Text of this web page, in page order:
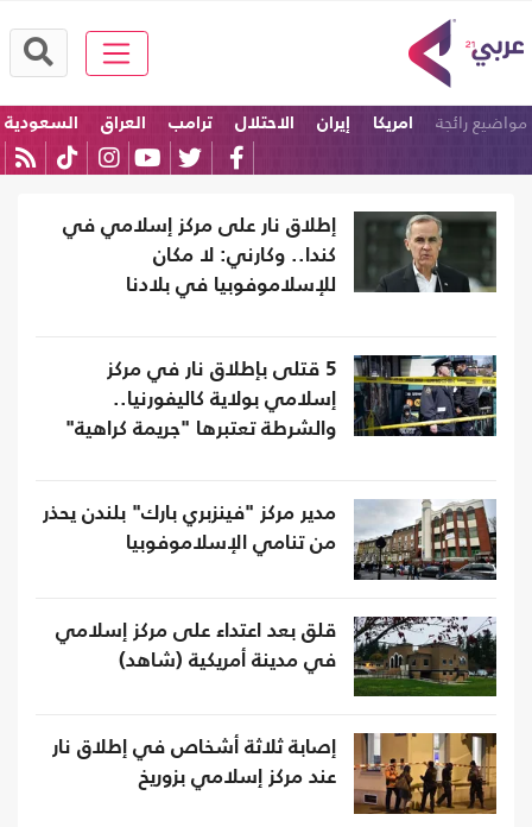
مواضيع رائجة امريكا إيران الاحتلال ترامب العراق السعودية
إطلاق نار على مركز إسلامي في
كندا.. وكارني: لا مكان
للإسلاموفوبيا في بلادنا
5 قتلى بإطلاق نار في مركز
إسلامي بولاية كاليفورنيا..
والشرطة تعتبرها "جريمة كراهية"
مدير مركز "فينزبري بارك" بلندن يحذر
من تنامي الإسلاموفوبيا
قلق بعد اعتداء على مركز إسلامي
في مدينة أمريكية (شاهد)
إصابة ثلاثة أشخاص في إطلاق نار
عند مركز إسلامي بزوريخ